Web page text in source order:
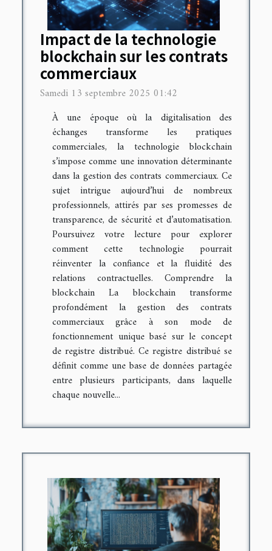
Impact de la technologie
blockchain sur les contrats
commerciaux
Samedi 13 septembre 2025 01:42
À une époque où la digitalisation des
échanges transforme les pratiques
commerciales, la technologie blockchain
s’impose comme une innovation déterminante
dans la gestion des contrats commerciaux. Ce
sujet intrigue aujourd’hui de nombreux
professionnels, attirés par ses promesses de
transparence, de sécurité et d’automatisation.
Poursuivez votre lecture pour explorer
comment cette technologie pourrait
réinventer la confiance et la fluidité des
relations contractuelles. Comprendre la
blockchain La blockchain transforme
profondément la gestion des contrats
commerciaux grâce à son mode de
fonctionnement unique basé sur le concept
de registre distribué. Ce registre distribué se
définit comme une base de données partagée
entre plusieurs participants, dans laquelle
chaque nouvelle...